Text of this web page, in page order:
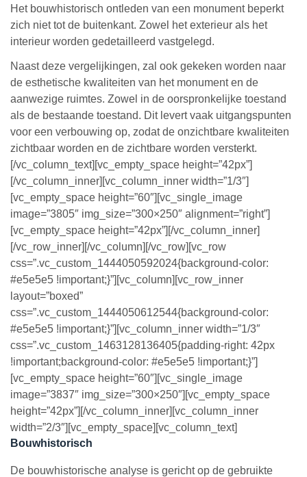
Het bouwhistorisch ontleden van een monument beperkt
zich niet tot de buitenkant. Zowel het exterieur als het
interieur worden gedetailleerd vastgelegd.
Naast deze vergelijkingen, zal ook gekeken worden naar
de esthetische kwaliteiten van het monument en de
aanwezige ruimtes. Zowel in de oorspronkelijke toestand
als de bestaande toestand. Dit levert vaak uitgangspunten
voor een verbouwing op, zodat de onzichtbare kwaliteiten
zichtbaar worden en de zichtbare worden versterkt.
[/vc_column_text][vc_empty_space height=”42px”]
[/vc_column_inner][vc_column_inner width=”1/3″]
[vc_empty_space height=”60″][vc_single_image
image=”3805″ img_size=”300×250″ alignment=”right”]
[vc_empty_space height=”42px”][/vc_column_inner]
[/vc_row_inner][/vc_column][/vc_row][vc_row
css=”.vc_custom_1444050592024{background-color:
#e5e5e5 !important;}”][vc_column][vc_row_inner
layout=”boxed”
css=”.vc_custom_1444050612544{background-color:
#e5e5e5 !important;}”][vc_column_inner width=”1/3″
css=”.vc_custom_1463128136405{padding-right: 42px
!important;background-color: #e5e5e5 !important;}”]
[vc_empty_space height=”60″][vc_single_image
image=”3837″ img_size=”300×250″][vc_empty_space
height=”42px”][/vc_column_inner][vc_column_inner
width=”2/3″][vc_empty_space][vc_column_text]
Bouwhistorisch
De bouwhistorische analyse is gericht op de gebruikte